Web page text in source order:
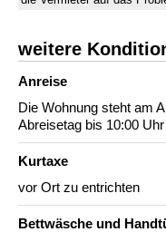
weitere
Anreise
Die Wohnung steht am
Abreisetag bis 10:00
Kurtaxe
vor Ort zu entrichten
Bettwäsche und